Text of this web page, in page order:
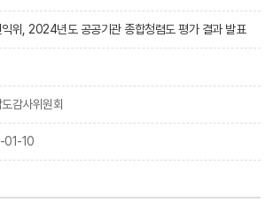
익위, 2024년도 공공기관 종합청렴도 평가 결과 발표
감사위원회
01-10